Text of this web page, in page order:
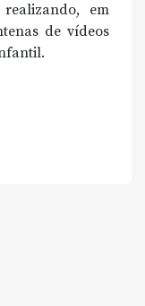
em
de vídeos
.